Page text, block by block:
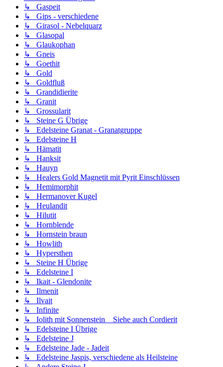
↳ Gaspeit
↳ Gips - verschiedene
↳ Girasol - Nebelquarz
↳ Glasopal
↳ Glaukophan
↳ Gneis
↳ Goethit
↳ Gold
↳ Goldfluß
↳ Grandidierite
↳ Granit
↳ Grossularit
↳ Steine G Übrige
↳ Edelsteine Granat - Granatgruppe
↳ Edelsteine H
↳ Hämatit
↳ Hanksit
↳ Hauyn
↳ Healers Gold Magnetit mit Pyrit Einschlüssen
↳ Hemimorphit
↳ Hermanover Kugel
↳ Heulandit
↳ Hilutit
↳ Hornblende
↳ Hornstein braun
↳ Howlith
↳ Hypersthen
↳ Steine H Übrige
↳ Edelsteine I
↳ Ikait - Glendonite
↳ Ilmenit
↳ Ilvait
↳ Infinite
↳ Iolith mit Sonnenstein _ Siehe auch Cordierit
↳ Edelsteine I Übrige
↳ Edelsteine J
↳ Edelsteine Jade - Jadeit
↳ Edelsteine Jaspis, verschiedene als Heilsteine